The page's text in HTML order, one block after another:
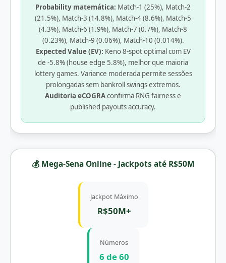
Probability matemática: Match-1 (25%), Match-2
(21.5%), Match-3 (14.8%), Match-4 (8.6%), Match-5
(4.3%), Match-6 (1.9%), Match-7 (0.7%), Match-8
(0.23%), Match-9 (0.06%), Match-10 (0.014%).
Expected Value (EV): Keno 8-spot optimal com EV
de -5.8% (house edge 5.8%), melhor que maioria
lottery games. Variance moderada permite sessões
prolongadas sem bankroll swings extremos.
Auditoria eCOGRAconfirma RNG fairness e
published payouts accuracy.
💰 Mega-Sena Online - Jackpots até R$50M
Jackpot Máximo
R$50M+
Números
6 de 60